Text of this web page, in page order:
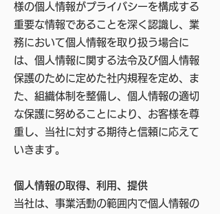
様の個人情報がプライバシーを構成する
重要な情報であることを深く認識し、業
務において個人情報を取り扱う場合に
は、個人情報に関する法令及び個人情報
保護のために定めた社内規程を定め、ま
た、組織体制を整備し、個人情報の適切
な保護に努めることにより、お客様を尊
重し、当社に対する期待と信頼に応えて
いきます。
個人情報の取得、利用、提供
当社は、事業活動の範囲内で個人情報の